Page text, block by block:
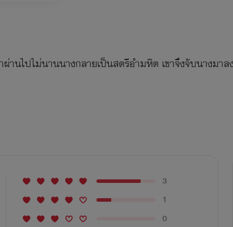
าผ่านไปไม่นานนางกลายเป็นสตรีอำมหิต เขาจึงจับนาง
3
1
0